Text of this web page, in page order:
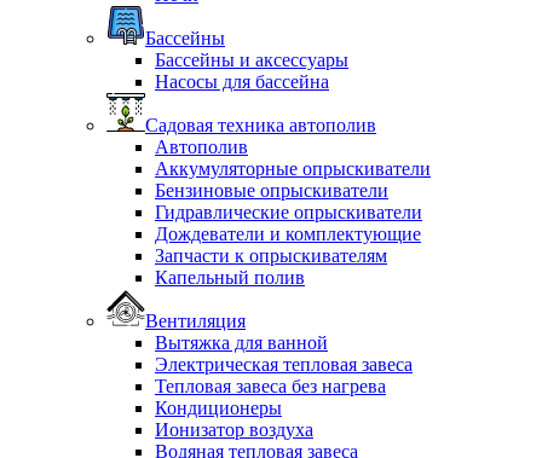
Бассейны
Бассейны и аксессуары
Насосы для бассейна
Садовая техника автополив
Автополив
Аккумуляторные опрыскиватели
Бензиновые опрыскиватели
Гидравлические опрыскиватели
Дождеватели и комплектующие
Запчасти к опрыскивателям
Капельный полив
Вентиляция
Вытяжка для ванной
Электрическая тепловая завеса
Тепловая завеса без нагрева
Кондиционеры
Ионизатор воздуха
Водяная тепловая завеса